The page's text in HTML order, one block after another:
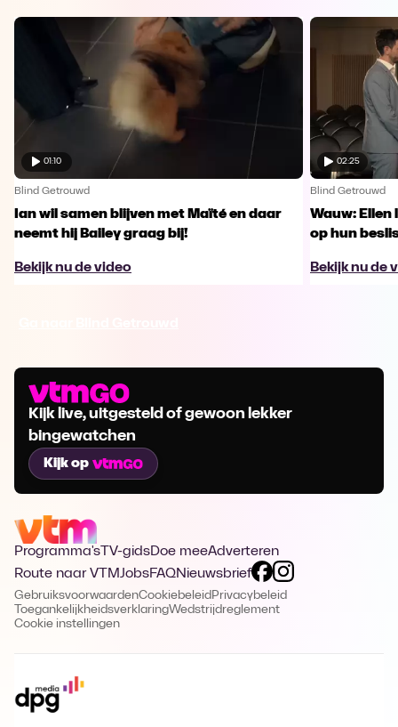
01:10
Blind Getrouwd
Ian wil samen blijven met Maïté en daar
neemt hij Bailey graag bij!
Bekijk nu de video
02:25
Blind Getrouwd
Wauw:
op hun
Bekijk nu de
Kijk live, uitgesteld of gewoon lekker
bingewatchen
Kijk op
Programma's TV-gidsDoe meeAdverteren
Route naar VTMJobsFAQNieuwsbrief
GebruiksvoorwaardenCookiebeleid Privacybeleid
ToegankelijkheidsverklaringWedstrijdreglement
Cookie instellingen